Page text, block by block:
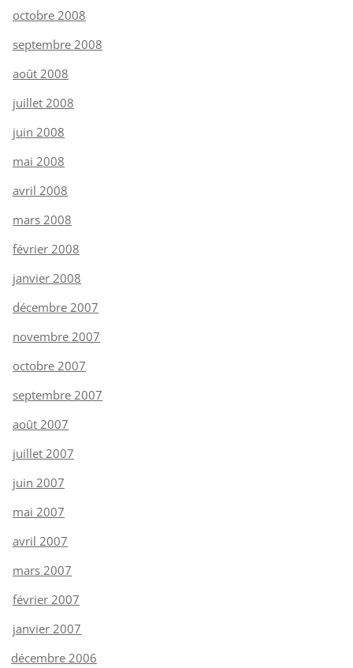
octobre 2008
septembre 2008
août 2008
juillet 2008
juin 2008
mai 2008
avril 2008
mars 2008
février 2008
janvier 2008
décembre 2007
novembre 2007
octobre 2007
septembre 2007
août 2007
juillet 2007
juin 2007
mai 2007
avril 2007
mars 2007
février 2007
janvier 2007
décembre 2006